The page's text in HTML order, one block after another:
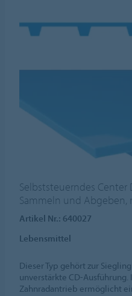
Selbststeuerndes Center
Sammeln und
Artikel Nr.: 640027
Lebensmittel
Dieser Typ gehört zur
unverstärkte CD-
Zahnradantrieb ermöglicht